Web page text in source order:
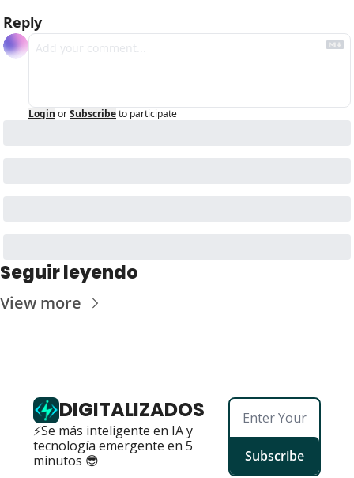
Reply
Login orSubscribeto participate
Seguir leyendo
View more
DIGITALIZADOS
⚡Se más inteligente en IA y
tecnología emergente en 5
minutos 😎
Subscribe